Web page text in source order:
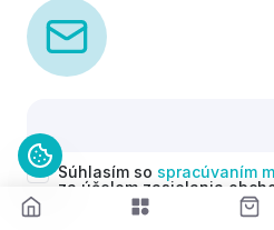
Súhlasím so spracúvaním
za účelom zasielania
(newsletterov) v súlade s
Nariadenia GDPR. Svoj